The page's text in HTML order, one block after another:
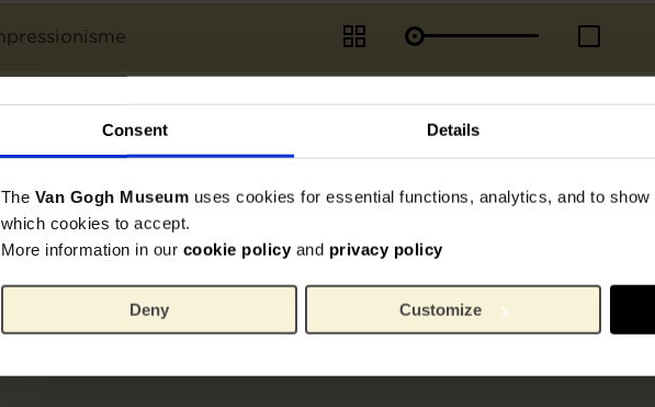
Consent Details
The Van Gogh Museum uses cookies for essential functions, analytics, and to
which cookies to accept.
More information in our cookie policy and privacy policy
Deny Customize
beschikbaar